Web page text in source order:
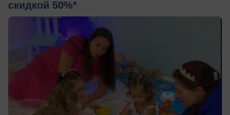
скидкой 50%*